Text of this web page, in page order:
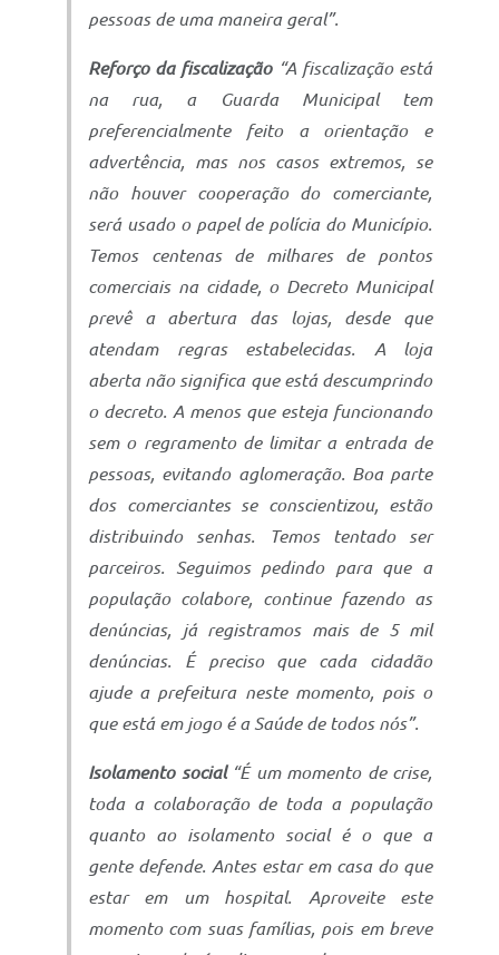
pessoas de uma maneira geral”.
Reforço da fiscalização“A fiscalização está
na rua, a Guarda Municipal tem
preferencialmente feito a orientação e
advertência, mas nos casos extremos, se
não houver cooperação do comerciante,
será usado o papel de polícia do Município.
Temos centenas de milhares de pontos
comerciais na cidade, o Decreto Municipal
prevê a abertura das lojas, desde que
atendam regras estabelecidas. A loja
aberta não significa que está descumprindo
o decreto. A menos que esteja funcionando
sem o regramento de limitar a entrada de
pessoas, evitando aglomeração. Boa parte
dos comerciantes se conscientizou, estão
distribuindo senhas. Temos tentado ser
parceiros. Seguimos pedindo para que a
população colabore, continue fazendo as
denúncias, já registramos mais de 5 mil
denúncias. É preciso que cada cidadão
ajude a prefeitura neste momento, pois o
que está em jogo é a Saúde de todos nós”.
Isolamento social“É um momento de crise,
toda a colaboração de toda a população
quanto ao isolamento social é o que a
gente defende. Antes estar em casa do que
estar em um hospital. Aproveite este
momento com suas famílias, pois em breve